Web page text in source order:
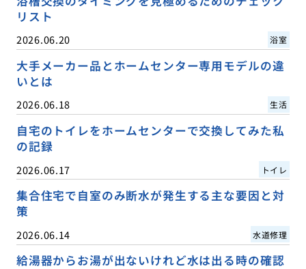
リスト
2026.06.20 浴室
大手メーカー品とホームセンター専用モデルの違
いとは
2026.06.18 生活
自宅のトイレをホームセンターで交換してみた私
の記録
2026.06.17 トイレ
集合住宅で自室のみ断水が発生する主な要因と対
策
2026.06.14 水道修理
給湯器からお湯が出ないけれど水は出る時の確認